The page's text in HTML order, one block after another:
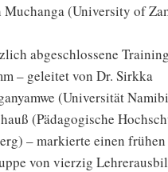
Muchanga (University of
abgeschlossene
– geleitet von Dr. Sirkka
(Universität
(Pädagogische
– markierte einen
von vierzig